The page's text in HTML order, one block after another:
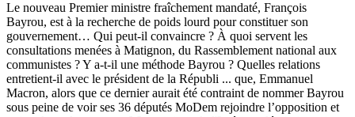
Le nouveau Premier ministre fraîchement mandaté, François
Bayrou, est à la recherche de poids lourd pour constituer son
gouvernement… Qui peut-il convaincre ? À quoi servent les
consultations menées à Matignon, du Rassemblement national aux
communistes ? Y a-t-il une méthode Bayrou ? Quelles relations
entretient-il avec le président de la Républi ... que, Emmanuel
Macron, alors que ce dernier aurait été contraint de nommer Bayrou
sous peine de voir ses 36 députés MoDem rejoindre l’opposition et